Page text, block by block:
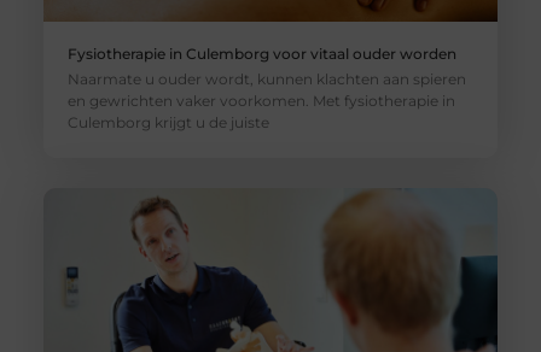
Fysiotherapie in Culemborg voor vitaal ouder worden
Naarmate u ouder wordt, kunnen klachten aan spieren
en gewrichten vaker voorkomen. Met fysiotherapie in
Culemborg krijgt u de juiste